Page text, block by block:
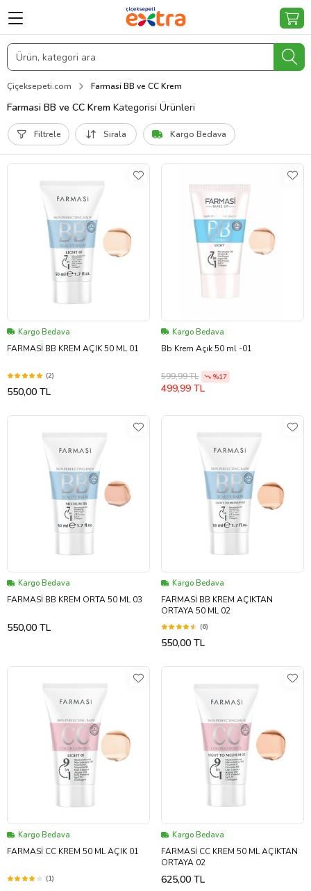
Çiçeksepeti.com Farmasi BB ve CC Krem
Farmasi BB ve CC Krem Kategorisi Ürünleri
Filtrele Sırala Kargo Bedava
Kargo Bedava
FARMASİ BB KREM AÇIK 50 ML 01
(2)
550,00 TL
Kargo Bedava
Bb Krem Açık 50 ml -01
599,99 TL %17
499,99 TL
Kargo Bedava
FARMASİ BB KREM ORTA 50 ML 03
550,00 TL
Kargo Bedava
FARMASİ BB KREM AÇIKTAN
ORTAYA 50 ML 02
(6)
550,00 TL
Kargo Bedava
FARMASİ CC KREM 50 ML AÇIK 01
(1)
Kargo Bedava
FARMASİ CC KREM 50 ML AÇIKTAN
ORTAYA 02
625,00 TL